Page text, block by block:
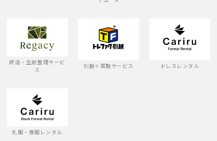
終活・生前整理サービ
ス
引越＋買取サービス ドレスレンタル
礼服・喪服レンタル